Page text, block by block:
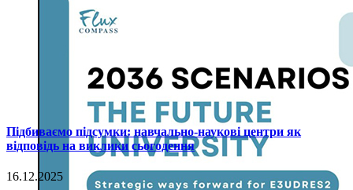
Підбиваємо підсумки: навчально-наукові центри як
відповідь на виклики сьогодення
16.12.2025